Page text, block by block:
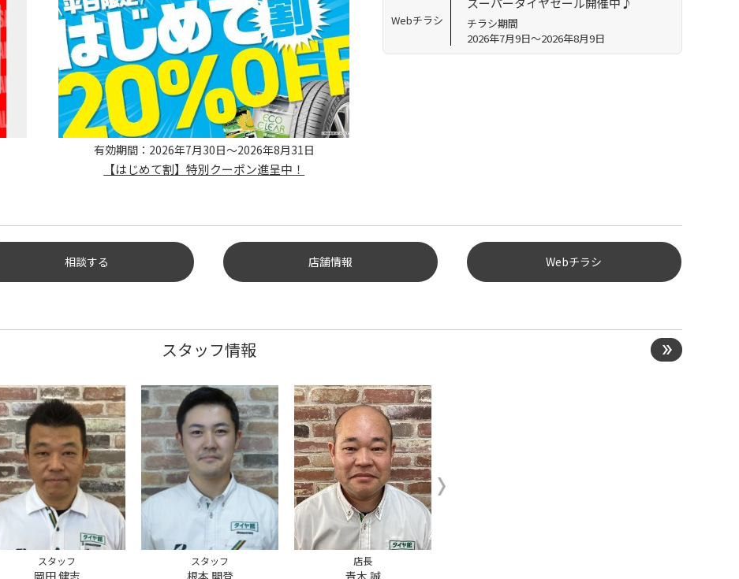
有効期間：2026年7月30日～2026年8月31日
【はじめて割】特別クーポン進呈中！
Webチラシ
チラシ期間
2026年7月9日～2026年8月9日
相談する 店舗情報 Webチラシ
スタッフ情報
スタッフ 店長 副店長